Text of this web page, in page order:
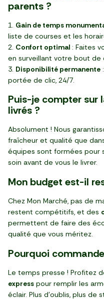
parents ?
Gain de temps
liste de courses et les
Confort optimal : Faites
en surveillant votre bout de
Disponibilité permanente
portée de clic, 24/7.
Puis-je compter sur
livrés ?
Absolument ! Nous
fraîcheur et qualité que
équipes sont formées pour
soin avant de vous le livrer.
Mon budget est-il
Chez Mon Marché, pas de
restent compétitifs, et des
permettent de faire des
qualité que vous méritez.
Pourquoi
Le temps presse ! Profitez
express pour remplir les
éclair. Plus d’oublis, plus de